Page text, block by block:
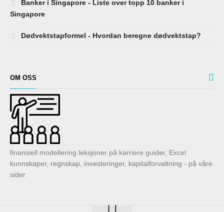
Banker i Singapore - Liste over topp 10 banker i
Singapore
Dødvektstapformel - Hvordan beregne dødvektstap?
OM OSS
finansiell modellering leksjoner på karriere guider, Excel
kunnskaper, regnskap, investeringer, kapitalforvaltning - på våre
sider